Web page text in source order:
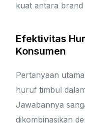
kuat antara
Efektivitas
Konsumen
Pertanyaan
huruf timbul
Jawabannya
dikombinasikan